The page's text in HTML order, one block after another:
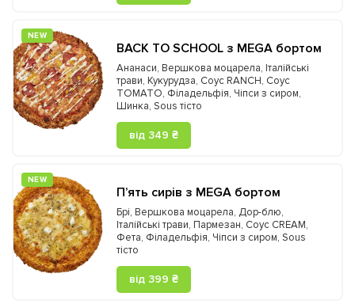
NEW
BACK TO SCHOOL з MEGA бортом
Ананаси, Вершкова моцарела, Італійські
трави, Кукурудза, Соус RANCH, Соус
TOMATO, Філадельфія, Чіпси з сиром,
Шинка, Sous тісто
від 349 ₴
NEW
П’ять сирів з MEGA бортом
Брі, Вершкова моцарела, Дор-блю,
Італійські трави, Пармезан, Соус CREAM,
Фета, Філадельфія, Чіпси з сиром, Sous
тісто
від 399 ₴